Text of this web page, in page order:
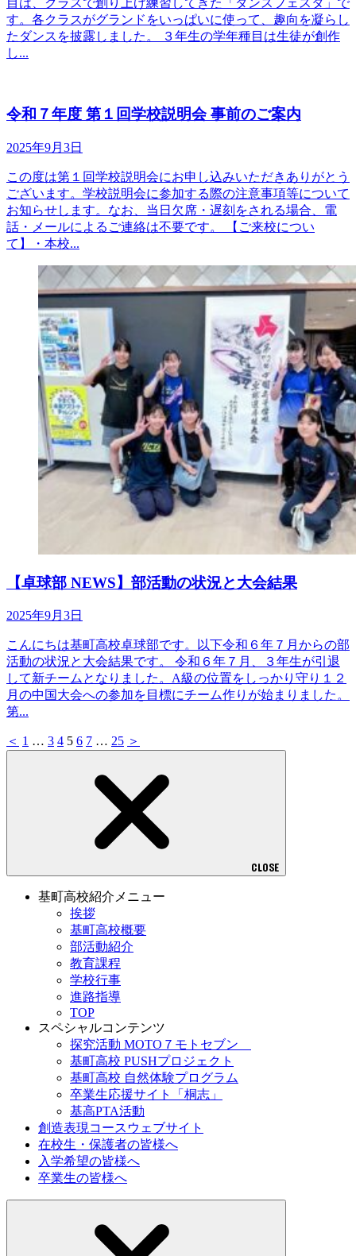
目は、クラスで創り上げ練習してきた「ダンスフェスタ」で
す。各クラスがグランドをいっぱいに使って、趣向を凝らし
たダンスを披露しました。 ３年生の学年種目は生徒が創作
し...
令和７年度 第１回学校説明会 事前のご案内
2025年9月3日
この度は第１回学校説明会にお申し込みいただきありがとう
ございます。学校説明会に参加する際の注意事項等について
お知らせします。なお、当日欠席・遅刻をされる場合、電
話・メールによるご連絡は不要です。 【ご来校につい
て】・本校...
【卓球部 NEWS】部活動の状況と大会結果
2025年9月3日
こんにちは基町高校卓球部です。以下令和６年７月からの部
活動の状況と大会結果です。 令和６年７月、３年生が引退
して新チームとなりました。A級の位置をしっかり守り１２
月の中国大会への参加を目標にチーム作りが始まりました。
第...
＜ 1 … 3 4 5 6 7 … 25 ＞
CLOSE
基町高校紹介メニュー
挨拶
基町高校概要
部活動紹介
教育課程
学校行事
進路指導
TOP
スペシャルコンテンツ
探究活動 MOTO７モトセブン
基町高校 PUSHプロジェクト
基町高校 自然体験プログラム
卒業生応援サイト「桐志」
基高PTA活動
創造表現コースウェブサイト
在校生・保護者の皆様へ
入学希望の皆様へ
卒業生の皆様へ